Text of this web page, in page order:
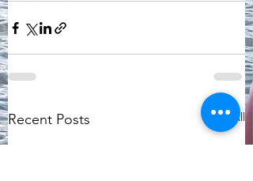
Recent Posts See All